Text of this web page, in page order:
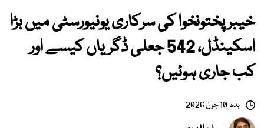
خیبر پختونخوا کی سرکاری یونیورسٹی میں بڑا
اسکینڈل، 542 جعلی ڈگریاں کیسے اور
کب جاری ہوئیں؟
بدھ 10 جون 2026